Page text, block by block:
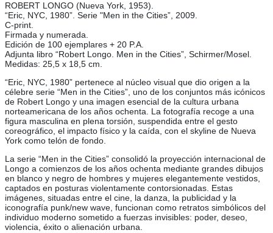
ROBERT LONGO (Nueva York, 1953).
“Eric, NYC, 1980”. Serie "Men in the Cities”, 2009.
C-print.
Firmada y numerada.
Edición de 100 ejemplares + 20 P.A.
Adjunta libro “Robert Longo. Men in the Cities”, Schirmer/Mosel.
Medidas: 25,5 x 18,5 cm.
“Eric, NYC, 1980” pertenece al núcleo visual que dio origen a la
célebre serie “Men in the Cities”, uno de los conjuntos más icónicos
de Robert Longo y una imagen esencial de la cultura urbana
norteamericana de los años ochenta. La fotografía recoge a una
figura masculina en plena torsión, suspendida entre el gesto
coreográfico, el impacto físico y la caída, con el skyline de Nueva
York como telón de fondo.
La serie “Men in the Cities” consolidó la proyección internacional de
Longo a comienzos de los años ochenta mediante grandes dibujos
en blanco y negro de hombres y mujeres elegantemente vestidos,
captados en posturas violentamente contorsionadas. Estas
imágenes, situadas entre el cine, la danza, la publicidad y la
iconografía punk/new wave, funcionan como retratos simbólicos del
individuo moderno sometido a fuerzas invisibles: poder, deseo,
violencia, éxito o alienación urbana.